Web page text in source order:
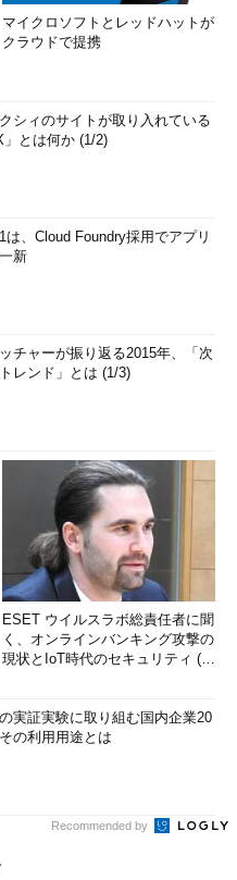
マイクロソフトとレッドハットが
クラウドで提携
シィのサイトが取り入れている
」とは何か (1/2)
、Cloud Foundry採用でアプリ
新
チャーが振り返る2015年、「次
レンド」とは (1/3)
ESET ウイルスラボ総責任者に聞
く、オンラインバンキング攻撃の
現状とIoT時代のセキュリティ (1/
実証実験に取り組む国内企業20
の利用用途とは
Recommended by